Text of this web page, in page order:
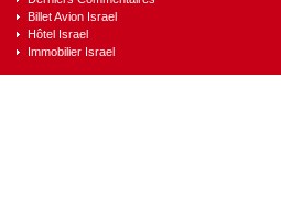
Billet Avion Israel
Hôtel Israel
Immobilier Israel